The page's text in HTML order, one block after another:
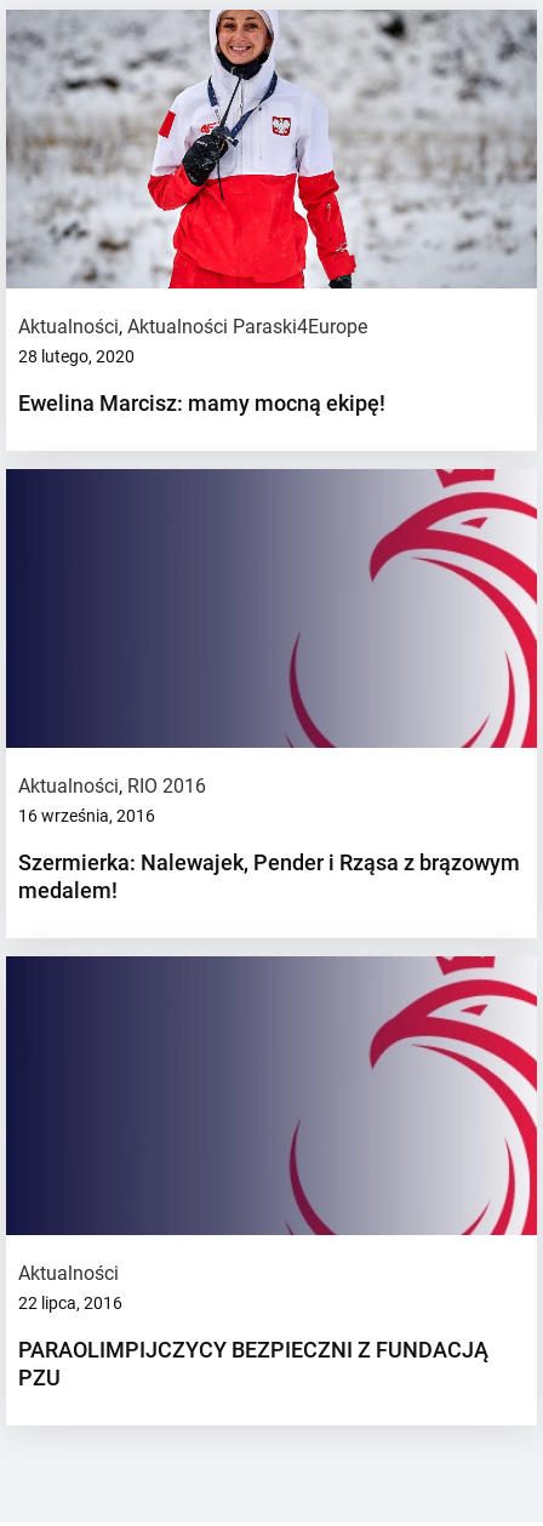
Aktualności, Aktualności Paraski4Europe
28 lutego, 2020
Ewelina Marcisz: mamy mocną ekipę!
Aktualności, RIO 2016
16 września, 2016
Szermierka: Nalewajek, Pender i Rząsa z brązowym
medalem!
Aktualności
22 lipca, 2016
PARAOLIMPIJCZYCY BEZPIECZNI Z FUNDACJĄ
PZU